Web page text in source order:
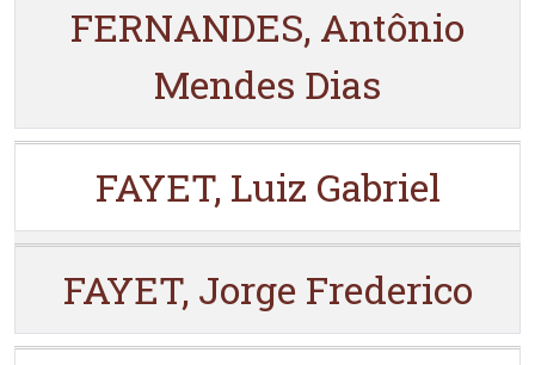
FERNANDES, Antônio
Mendes Dias
FAYET, Luiz Gabriel
FAYET, Jorge Frederico